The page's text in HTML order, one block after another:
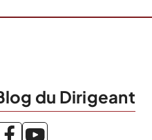
du Dirigeant